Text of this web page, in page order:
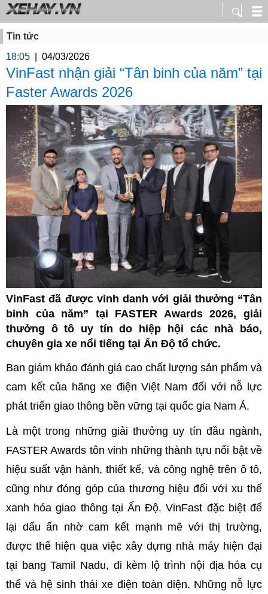
Tin tức
18:05
04/03/2026
VinFast nhận giải “Tân binh của năm” tại
Faster Awards 2026
VinFast đã được vinh danh với giải thưởng “Tân
binh của năm” tại FASTER Awards 2026, giải
thưởng ô tô uy tín do hiệp hội các nhà báo,
chuyên gia xe nổi tiếng tại Ấn Độ tổ chức.
Ban giám khảo đánh giá cao chất lượng sản phẩm và
cam kết của hãng xe điện Việt Nam đối với nỗ lực
phát triển giao thông bền vững tại quốc gia Nam Á.
Là một trong những giải thưởng uy tín đầu ngành,
FASTER Awards tôn vinh những thành tựu nổi bật về
hiệu suất vận hành, thiết kế, và công nghệ trên ô tô,
cũng như đóng góp của thương hiệu đối với xu thế
xanh hóa giao thông tại Ấn Độ. VinFast đặc biệt để
lại dấu ấn nhờ cam kết mạnh mẽ với thị trường,
được thể hiện qua việc xây dựng nhà máy hiện đại
tại bang Tamil Nadu, đi kèm lộ trình nội địa hóa cụ
thể và hệ sinh thái xe điện toàn diện. Những nỗ lực